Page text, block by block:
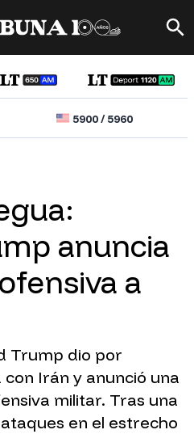
5900/5960
anuncia
a
Trump dio por
Irán y anunció una
militar. Tras una
en el estrecho